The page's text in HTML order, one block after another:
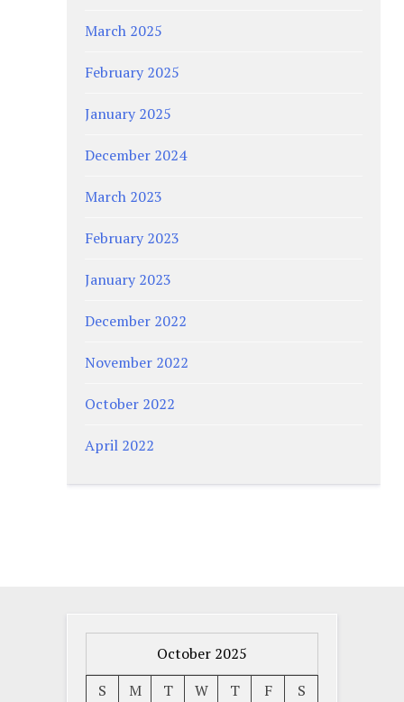
March 2025
February 2025
January 2025
December 2024
March 2023
February 2023
January 2023
December 2022
November 2022
October 2022
April 2022
October 2025
S
M T W T F S